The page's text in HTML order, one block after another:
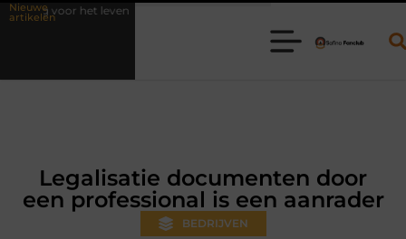
Nieuwe
artikelenWaarom online vlees bestellen steeds gewoner wordt
Legalisatie documenten door
een professional is een aanrader
BEDRIJVEN